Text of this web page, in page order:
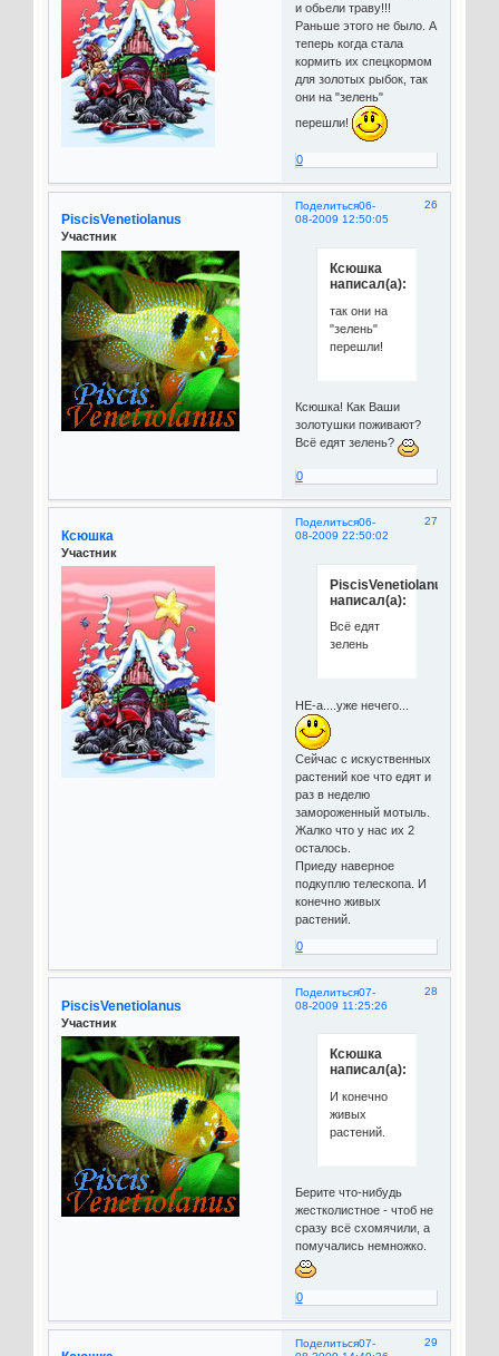
и обьели траву!!!
Раньше этого не было. А
теперь когда стала
кормить их спецкормом
для золотых рыбок, так
они на "зелень"
перешли!
0
Поделиться 26
06-
08-2009 12:50:05
PiscisVenetiolanus
Участник
Ксюшка
написал(а):
так они на
"зелень"
перешли!
Ксюшка! Как Ваши
золотушки поживают?
Всё едят зелень?
0
Поделиться 27
06-
08-2009 22:50:02
Ксюшка
Участник
PiscisVenetiolanus
написал(а):
Всё едят
зелень
НЕ-а....уже нечего...
Сейчас с искуственных
растений кое что едят и
раз в неделю
замороженный мотыль.
Жалко что у нас их 2
осталось.
Приеду наверное
подкуплю телескопа. И
конечно живых
растений.
0
Поделиться 28
07-
08-2009 11:25:26
PiscisVenetiolanus
Участник
Ксюшка
написал(а):
И конечно
живых
растений.
Берите что-нибудь
жестколистное - чтоб не
сразу всё схомячили, а
помучались немножко.
0
Поделиться 29
07-